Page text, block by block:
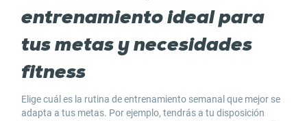
entrenamiento ideal para
tus metas y necesidades
fitness
Elige cuál es la rutina de entrenamiento semanal que mejor se
adapta a tus metas. Por ejemplo, tendrás a tu disposición